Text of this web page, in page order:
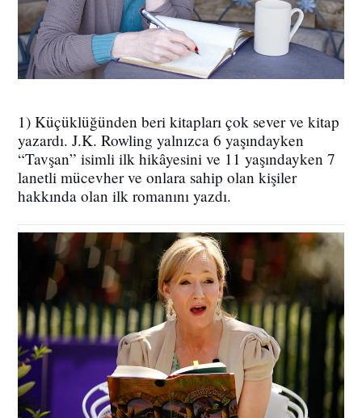
1) Küçüklüğünden beri kitapları çok sever ve kitap
yazardı. J.K. Rowling yalnızca 6 yaşındayken
“Tavşan” isimli ilk hikâyesini ve 11 yaşındayken 7
lanetli mücevher ve onlara sahip olan kişiler
hakkında olan ilk romanını yazdı.